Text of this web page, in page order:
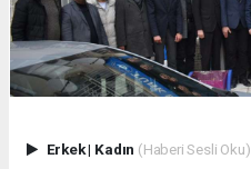
Erkek| Kadın (Haberi Sesli Oku)